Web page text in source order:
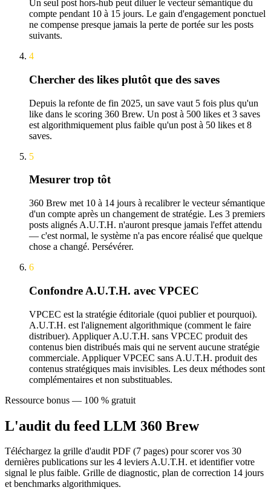
Un seul post hors-hub peut diluer le vecteur sémantique du
compte pendant 10 à 15 jours. Le gain d'engagement ponctuel
ne compense presque jamais la perte de portée sur les posts
suivants.
4
Chercher des likes plutôt que des saves
Depuis la refonte de fin 2025, un save vaut 5 fois plus qu'un
like dans le scoring 360 Brew. Un post à 500 likes et 3 saves
est algorithmiquement plus faible qu'un post à 50 likes et 8
saves.
5
Mesurer trop tôt
360 Brew met 10 à 14 jours à recalibrer le vecteur sémantique
d'un compte après un changement de stratégie. Les 3 premiers
posts alignés A.U.T.H. n'auront presque jamais l'effet attendu
— c'est normal, le système n'a pas encore réalisé que quelque
chose a changé. Persévérer.
6
Confondre A.U.T.H. avec VPCEC
VPCEC est la stratégie éditoriale (quoi publier et pourquoi).
A.U.T.H. est l'alignement algorithmique (comment le faire
distribuer). Appliquer A.U.T.H. sans VPCEC produit des
contenus bien distribués mais qui ne servent aucune stratégie
commerciale. Appliquer VPCEC sans A.U.T.H. produit des
contenus stratégiques mais invisibles. Les deux méthodes sont
complémentaires et non substituables.
Ressource bonus — 100 % gratuit
L'audit du feed LLM 360 Brew
Téléchargez la grille d'audit PDF (7 pages) pour scorer vos 30
dernières publications sur les 4 leviers A.U.T.H. et identifier votre
signal le plus faible. Grille de diagnostic, plan de correction 14 jours
et benchmarks algorithmiques.